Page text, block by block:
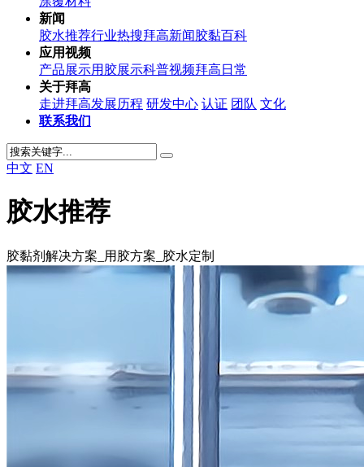
新闻
胶水推荐行业热搜拜高新闻胶黏百科
应用视频
产品展示用胶展示科普视频拜高日常
关于拜高
走进拜高发展历程 研发中心 认证 团队 文化
联系我们
中文 EN
胶水推荐
胶黏剂解决方案_用胶方案_胶水定制